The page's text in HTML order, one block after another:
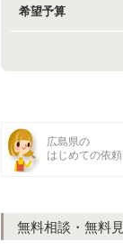
希望予算
広島県の
はじめての依頼
無料相談・無料